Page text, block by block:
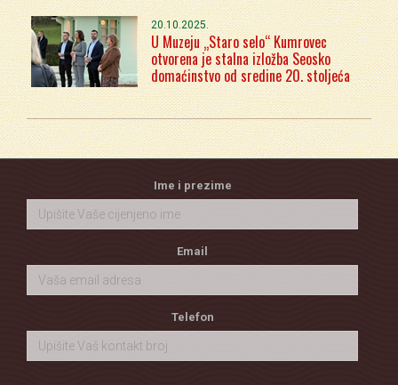
20.10.2025.
U Muzeju „Staro selo“ Kumrovec
otvorena je stalna izložba Seosko
domaćinstvo od sredine 20. stoljeća
Ime i prezime
Email
Telefon